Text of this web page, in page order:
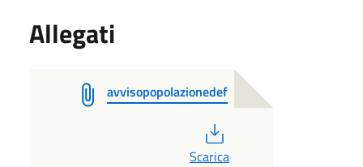
Allegati
avvisopopolazionedef
Scarica